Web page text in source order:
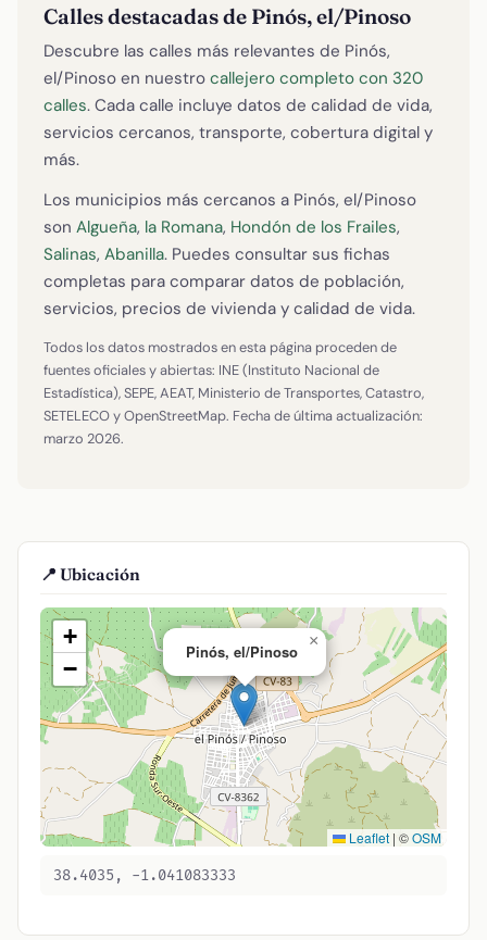
Calles destacadas de Pinós, el/Pinoso
Descubre las calles más relevantes de Pinós,
el/Pinoso en nuestro callejero completo con 320
calles. Cada calle incluye datos de calidad de vida,
servicios cercanos, transporte, cobertura digital y
más.
Los municipios más cercanos a Pinós, el/Pinoso
son Algueña, la Romana, Hondón de los Frailes,
Salinas, Abanilla. Puedes consultar sus fichas
completas para comparar datos de población,
servicios, precios de vivienda y calidad de vida.
Todos los datos mostrados en esta página proceden de
fuentes oficiales y abiertas: INE (Instituto Nacional de
Estadística), SEPE, AEAT, Ministerio de Transportes, Catastro,
SETELECO y OpenStreetMap. Fecha de última actualización:
marzo 2026.
📍 Ubicación
Pinós, el/Pinoso
×
+
−
Leaflet | ©OSM
38.4035, -1.041083333